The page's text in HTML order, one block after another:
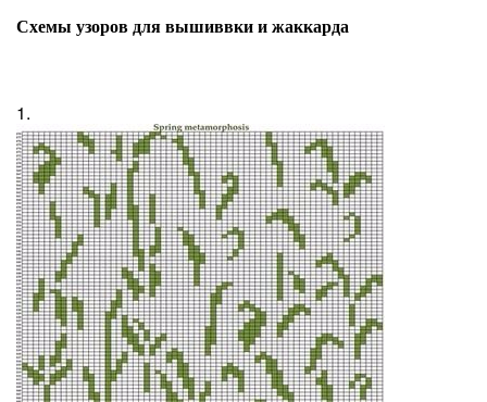
Схемы узоров для вышиввки и жаккарда
1.